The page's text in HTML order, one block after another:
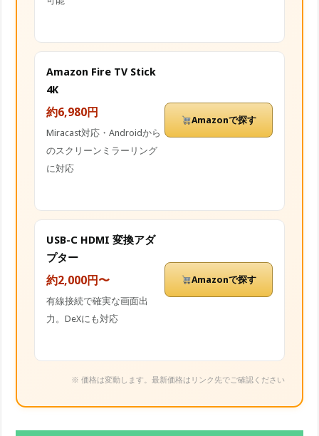
Amazon Fire TV Stick
4K
約6,980円
Miracast対応・Androidから
のスクリーンミラーリング
に対応
Amazonで探す
USB-C HDMI 変換アダ
プター
約2,000円〜
有線接続で確実な画面出
力。DeXにも対応
Amazonで探す
※ 価格は変動します。最新価格はリンク先でご確認ください